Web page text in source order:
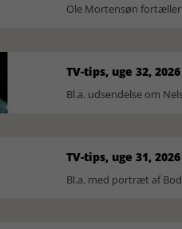
Ole Mortensøn
TV-tips, uge 32, 2026
Bl.a. udsendelse om
TV-tips, uge 31, 2026
Bl.a. med portræt af